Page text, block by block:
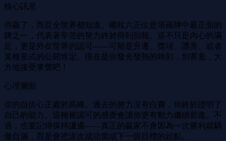
核心訊息
你贏了，而且全世界都知道。權杖六正位是塔羅牌中最正面的
牌之一，代表著辛苦的努力終於得到回報。這不只是內心的滿
足，更是外在世界的認可——可能是升遷、獎項、讚美、或者
某種形式的公開肯定。現在是你發光發熱的時刻，別害羞，大
方地接受掌聲吧！
心理層面
你的自信心正處於高峰。過去的努力沒有白費，你終於證明了
自己的能力。這種被認可的感覺會讓你更有動力繼續前進。不
過，也要記得保持謙遜——真正的贏家不會因為一次勝利就驕
傲自滿，而是會把這次成功當成下一個目標的起點。